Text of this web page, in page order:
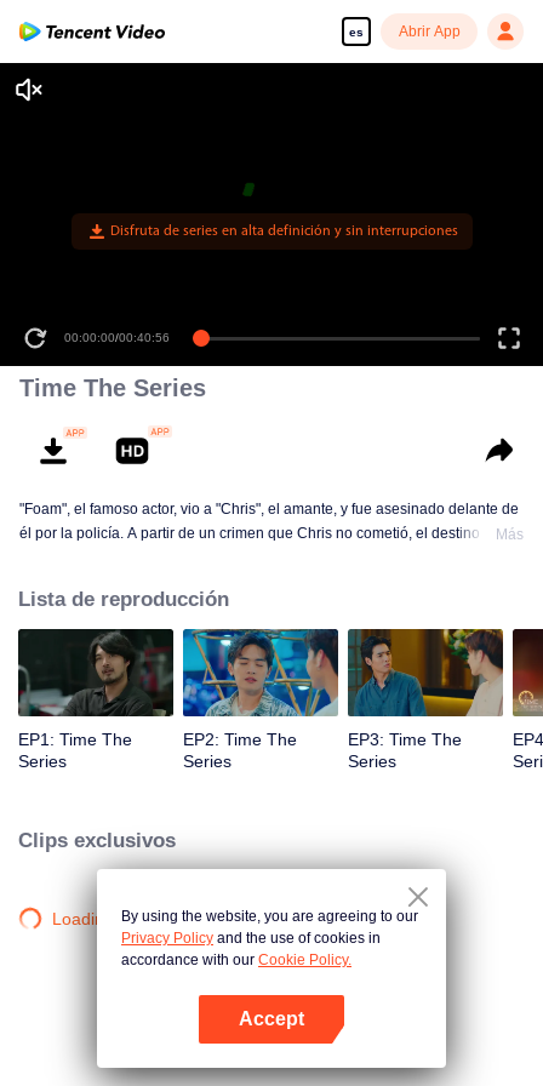
es Abrir App
Disfruta de series en alta definición y sin interrupciones
00:00:00/00:40:56
Time The Series
"Foam", el famoso actor, vio a "Chris", el amante, y fue asesinado delante de
él por la policía. A partir de un crimen que Chris no cometió, el destino le da
reloj que puede viajar en el tiempo a "Foam", "¿Podrá Foam arreglar el
pasado y salvar la vida de un amante? ¡Solo el tiempo lo demostrará!
Más
Lista de reproducción
EP1: Time The
Series
EP2: Time The
Series
EP3: Time The
Series
Clips exclusivos
Loading…By using the website, you are agreeing to our
Privacy Policy and the use of cookies in
accordance with our Cookie Policy.
Accept